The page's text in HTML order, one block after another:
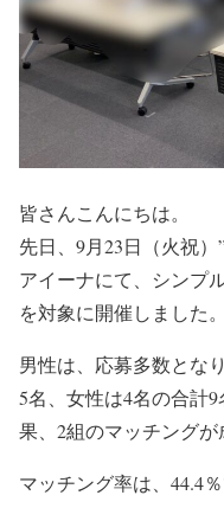
皆さんこんにちは。
先日、9月23日（火祝
アイーナにて、シンプ
を対象に開催しました。
男性は、応募多数とな
5名、女性は4名の合計
果、2組のマッチングが
マッチング率は、44.4％